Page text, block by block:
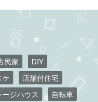
民家
DIY
ケ
店舗付住宅
ージハウス
自転車